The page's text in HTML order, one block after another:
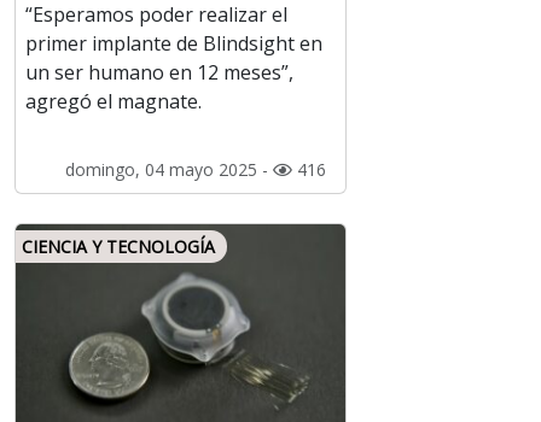
“Esperamos poder realizar el
primer implante de Blindsight en
un ser humano en 12 meses”,
agregó el magnate.
domingo, 04 mayo 2025 - 416
CIENCIA Y TECNOLOGÍA